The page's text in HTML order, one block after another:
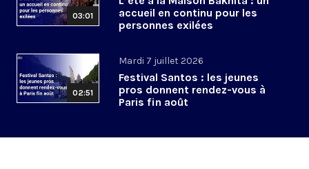
03:01
accueil en continu pour les
personnes exilées
02:51
Mardi 7 juillet 2026
Festival Santos : les jeunes
pros donnent rendez-vous à
Paris fin août